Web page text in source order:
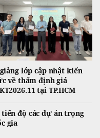
lớp cập nhật kiến
về thẩm định giá
tại TP.HCM
độ các dự án trọng
gia